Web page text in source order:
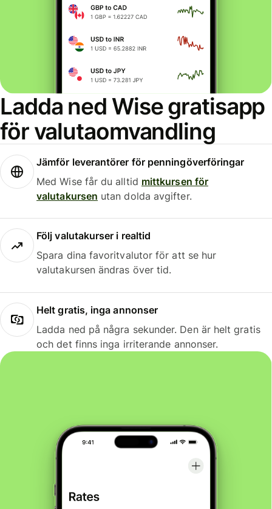
Ladda ned Wise gratisapp
för valutaomvandling
Jämför leverantörer för penningöverföringar
Med Wise får du alltid mittkursen för
valutakursen utan dolda avgifter.
Följ valutakurser i realtid
Spara dina favoritvalutor för att se hur
valutakursen ändras över tid.
Helt gratis, inga annonser
Ladda ned på några sekunder. Den är helt gratis
och det finns inga irriterande annonser.